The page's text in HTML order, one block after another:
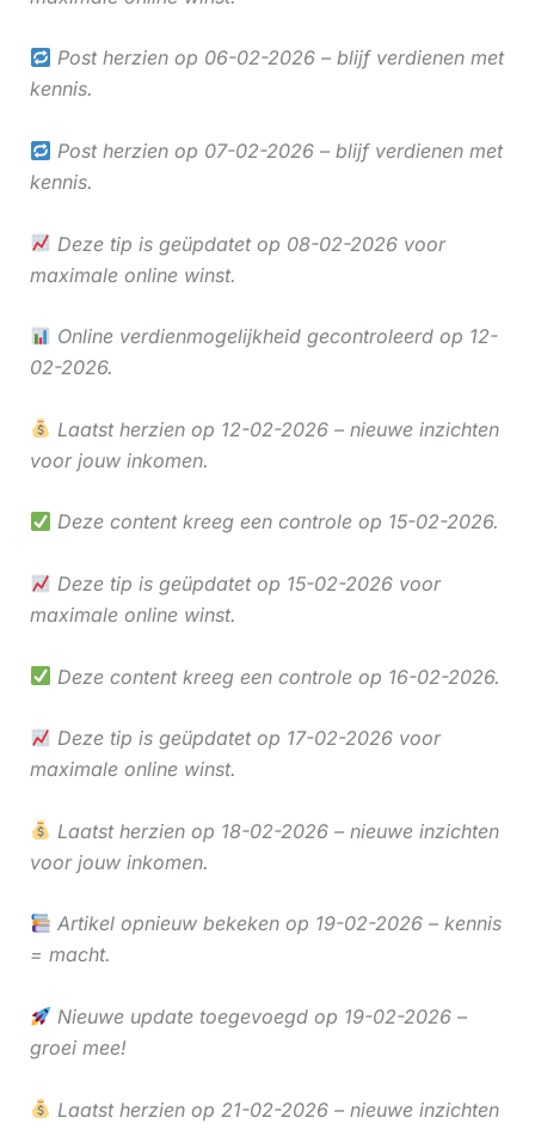
Post herzien op 06-02-2026 – blijf verdienen met
kennis.
Post herzien op 07-02-2026 – blijf verdienen met
kennis.
Deze tip is geüpdatet op 08-02-2026 voor
maximale online winst.
Online verdienmogelijkheid gecontroleerd op 12-
02-2026.
Laatst herzien op 12-02-2026 – nieuwe inzichten
voor jouw inkomen.
Deze content kreeg een controle op 15-02-2026.
Deze tip is geüpdatet op 15-02-2026 voor
maximale online winst.
Deze content kreeg een controle op 16-02-2026.
Deze tip is geüpdatet op 17-02-2026 voor
maximale online winst.
Laatst herzien op 18-02-2026 – nieuwe inzichten
voor jouw inkomen.
Artikel opnieuw bekeken op 19-02-2026 – kennis
= macht.
Nieuwe update toegevoegd op 19-02-2026 –
groei mee!
Laatst herzien op 21-02-2026 – nieuwe inzichten